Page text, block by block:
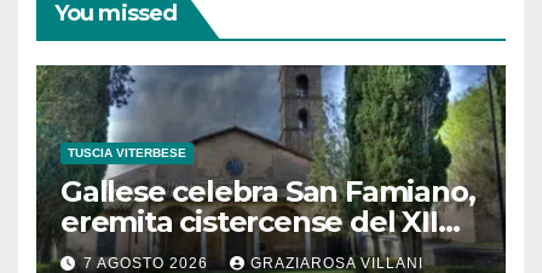
You missed
TUSCIA VITERBESE
Gallese celebra San Famiano,
eremita cistercense del XII
secolo
7 AGOSTO 2026 GRAZIAROSA VILLANI